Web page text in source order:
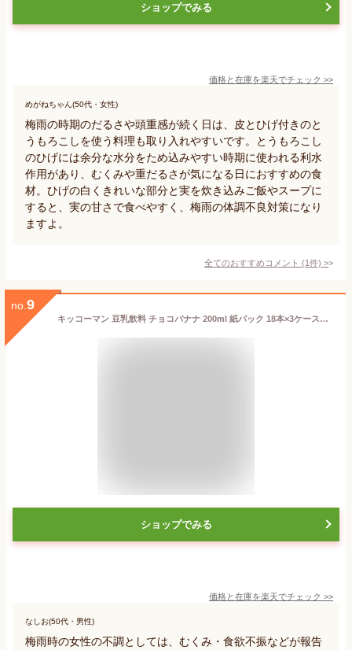
ショップでみる
価格と在庫を楽天でチェック >>
めがねちゃん(50代・女性)
梅雨の時期のだるさや頭重感が続く日は、皮とひげ付きのと
うもろこしを使う料理も取り入れやすいです。とうもろこし
のひげには余分な水分をため込みやすい時期に使われる利水
作用があり、むくみや重だるさが気になる日におすすめの食
材。ひげの白くきれいな部分と実を炊き込みご飯やスープに
すると、実の甘さで食べやすく、梅雨の体調不良対策になり
ますよ。
全てのおすすめコメント (1件) >
no. 9
キッコーマン 豆乳飲料 チョコバナナ 200ml 紙パック 18本×3ケース（54本）【送料無料（一部地域除く）】
ショップでみる
価格と在庫を楽天でチェック >>
なしお(50代・男性)
梅雨時の女性の不調としては、むくみ・食欲不振などが報告